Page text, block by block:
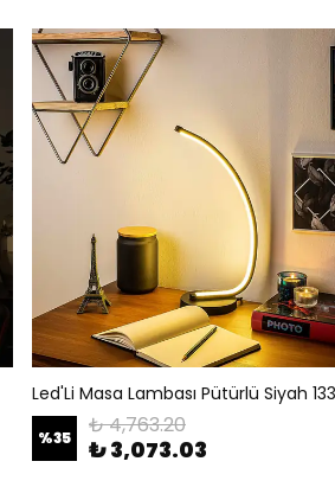
Led'Li Masa Lambası Pütürlü Siyah
%35 ₺ 4,763.20
₺ 3,073.03